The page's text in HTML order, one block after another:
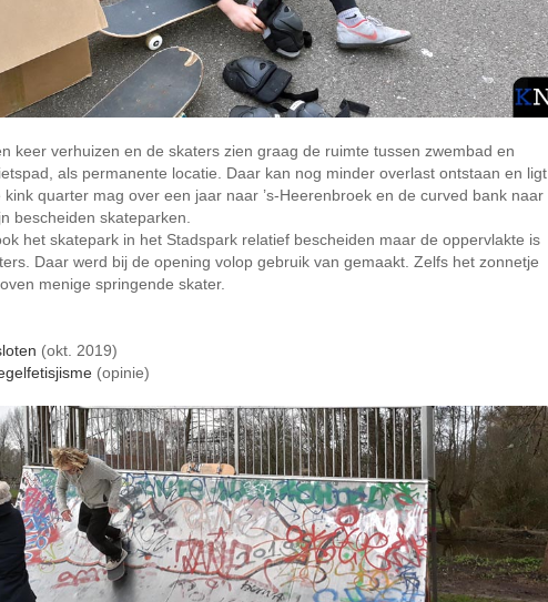
keer verhuizen en de skaters zien graag de ruimte tussen zwembad en
als permanente locatie. Daar kan nog minder overlast ontstaan en ligt
quarter mag over een jaar naar ’s-Heerenbroek en de curved bank naar
bescheiden skateparken.
het skatepark in het Stadspark relatief bescheiden maar de oppervlakte is
Daar werd bij de opening volop gebruik van gemaakt. Zelfs het zonnetje
menige springende skater.
(okt. 2019)
(opinie)